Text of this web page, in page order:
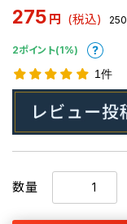
275 円 (税込) 250
2ポイント(1%)
1件
数量